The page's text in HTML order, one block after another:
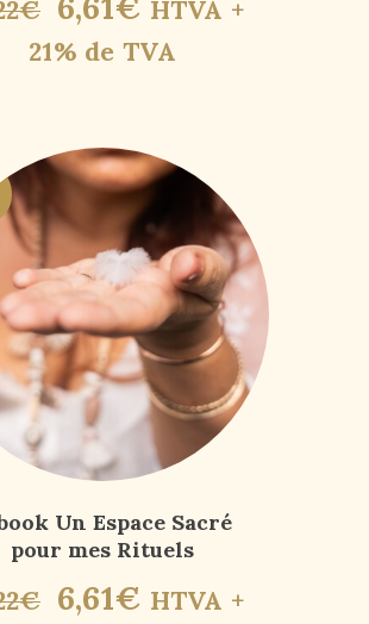
€
HTVA +
21% de TVA
Un Espace Sacré
pour mes Rituels
€ 6,61€ HTVA +